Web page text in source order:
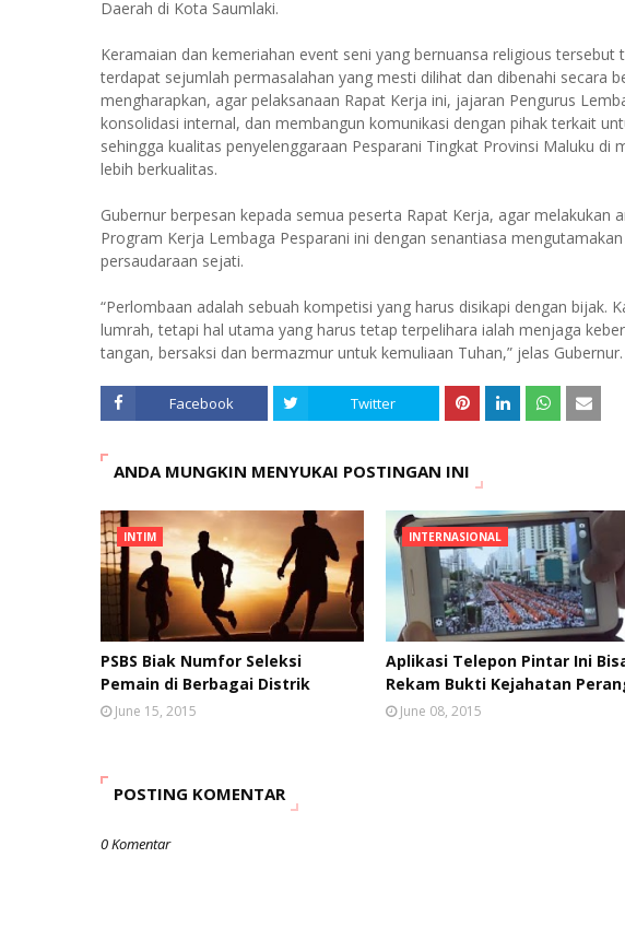
Daerah di Kota Saumlaki.
Keramaian dan kemeriahan event seni yang bernuansa religious tersebut
terdapat sejumlah permasalahan yang mesti dilihat dan dibenahi secara
mengharapkan, agar pelaksanaan Rapat Kerja ini, jajaran Pengurus
konsolidasi internal, dan membangun komunikasi dengan pihak terkait
sehingga kualitas penyelenggaraan Pesparani Tingkat Provinsi Maluku di
lebih berkualitas.
Gubernur berpesan kepada semua peserta Rapat Kerja, agar melakukan
Program Kerja Lembaga Pesparani ini dengan senantiasa
persaudaraan sejati.
“Perlombaan adalah sebuah kompetisi yang harus disikapi dengan bijak.
lumrah, tetapi hal utama yang harus tetap terpelihara ialah menjaga
tangan, bersaksi dan bermazmur untuk kemuliaan Tuhan,” jelas
Facebook Twitter
ANDA MUNGKIN MENYUKAI POSTINGAN INI
INTIM
PSBS Biak Numfor Seleksi
Pemain di Berbagai Distrik
June 15, 2015
INTERNASIONAL
Aplikasi Telepon Pintar Ini
Rekam Bukti Kejahatan
June 08, 2015
POSTING KOMENTAR
0 Komentar